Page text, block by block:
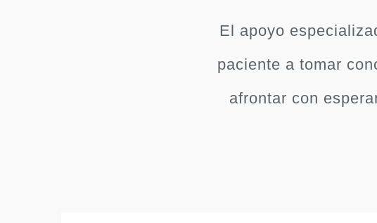
El apoyo
paciente a tomar
afrontar con